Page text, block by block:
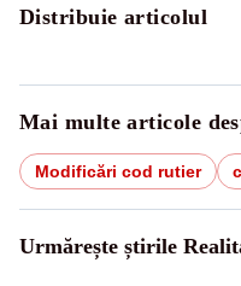
Distribuie articolul
Mai multe articole
Modificări cod rutier
Urmărește știrile